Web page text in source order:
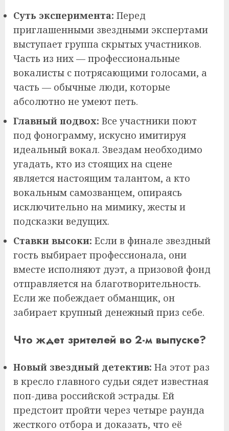
Суть эксперимента: Перед
приглашенными звездными экспертами
выступает группа скрытых участников.
Часть из них — профессиональные
вокалисты с потрясающими голосами, а
часть — обычные люди, которые
абсолютно не умеют петь.
Главный подвох: Все участники поют
под фонограмму, искусно имитируя
идеальный вокал. Звездам необходимо
угадать, кто из стоящих на сцене
является настоящим талантом, а кто
вокальным самозванцем, опираясь
исключительно на мимику, жесты и
подсказки ведущих.
Ставки высоки: Если в финале звездный
гость выбирает профессионала, они
вместе исполняют дуэт, а призовой фонд
отправляется на благотворительность.
Если же побеждает обманщик, он
забирает крупный денежный приз себе.
Что ждет зрителей во 2-м выпуске?
Новый звездный детектив: На этот раз
в кресло главного судьи сядет известная
поп-дива российской эстрады. Ей
предстоит пройти через четыре раунда
жесткого отбора и доказать, что её